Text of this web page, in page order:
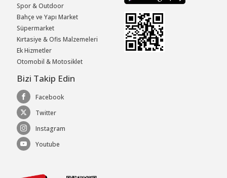
Spor & Outdoor
Bahçe ve Yapı Market
Süpermarket
Kırtasiye & Ofis Malzemeleri
Ek Hizmetler
Otomobil & Motosiklet
Bizi Takip Edin
Facebook
Twitter
Instagram
Youtube